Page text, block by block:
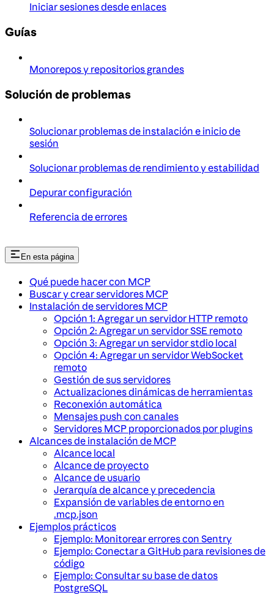
Iniciar sesiones desde enlaces
Guías
Monorepos y repositorios grandes
Solución de problemas
Solucionar problemas de instalación e inicio de
sesión
Solucionar problemas de rendimiento y estabilidad
Depurar configuración
Referencia de errores
En esta página
Qué puede hacer con MCP
Buscar y crear servidores MCP
Instalación de servidores MCP
Opción 1: Agregar un servidor HTTP remoto
Opción 2: Agregar un servidor SSE remoto
Opción 3: Agregar un servidor stdio local
Opción 4: Agregar un servidor WebSocket
remoto
Gestión de sus servidores
Actualizaciones dinámicas de herramientas
Reconexión automática
Mensajes push con canales
Servidores MCP proporcionados por plugins
Alcances de instalación de MCP
Alcance local
Alcance de proyecto
Alcance de usuario
Jerarquía de alcance y precedencia
Expansión de variables de entorno en
.mcp.json
Ejemplos prácticos
Ejemplo: Monitorear errores con Sentry
Ejemplo: Conectar a GitHub para revisiones de
código
Ejemplo: Consultar su base de datos
PostgreSQL